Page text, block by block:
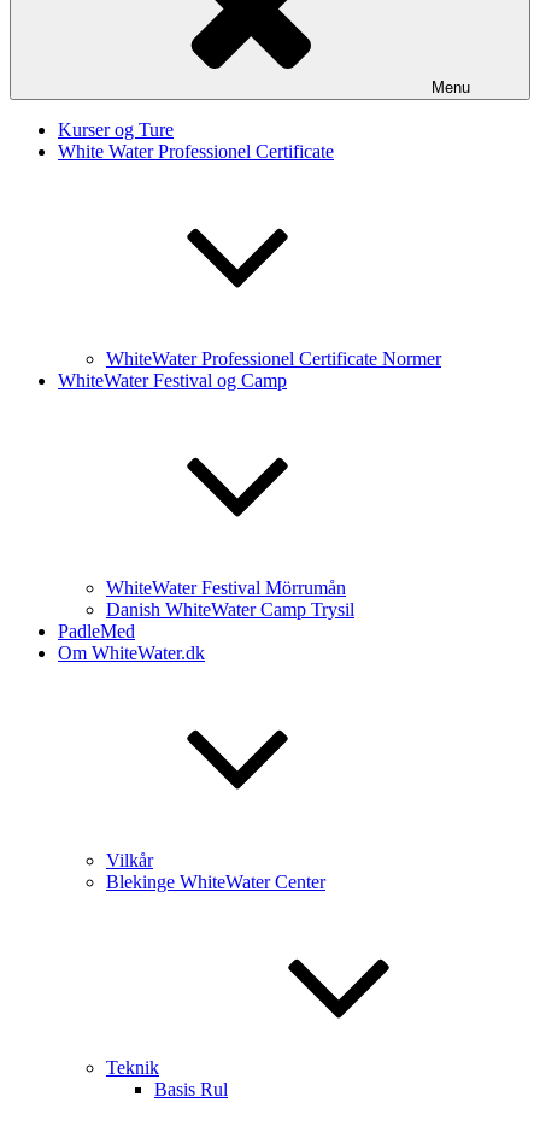
Menu
Kurser og Ture
White Water Professionel Certificate
WhiteWater Professionel Certificate Normer
WhiteWater Festival og Camp
WhiteWater Festival Mörrumån
Danish WhiteWater Camp Trysil
PadleMed
Om WhiteWater.dk
Vilkår
Blekinge WhiteWater Center
Teknik
Basis Rul